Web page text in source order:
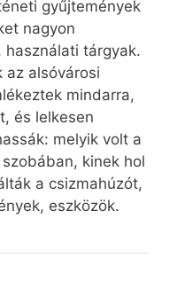
gyűjtemények
nagyon
használati tárgyak.
az alsóvárosi
mindarra,
és lelkesen
melyik volt a
kinek hol
a csizmahúzót,
eszközök.